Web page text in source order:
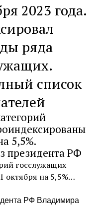
2023 года.
ряда
список
5,5%.
президента РФ
госслужащих
октября на 5,5%…
РФ Владимира